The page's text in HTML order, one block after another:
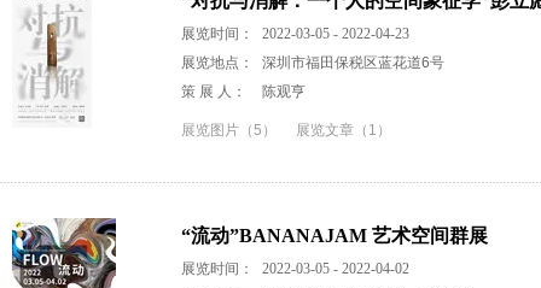
展览时间：
2022-03-05 - 2022-04-23
展览地点：
深圳市福田保税区蓝花道6号
策 展 人：
陈观亨
展览图片（5） 展览文章（1）
“流动”BANANAJAM 艺术空间群展
展览时间：
2022-03-05 - 2022-04-02